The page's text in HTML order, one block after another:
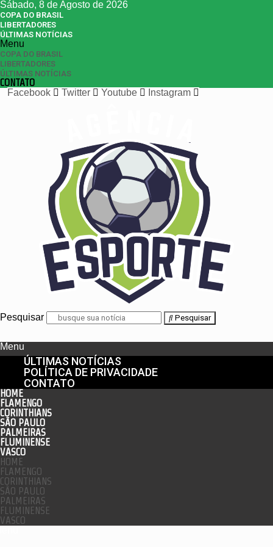
Sábado, 8 de Agosto de 2026
COPA DO BRASIL
LIBERTADORES
ÚLTIMAS NOTÍCIAS
Menu
COPA DO BRASIL
LIBERTADORES
ÚLTIMAS NOTÍCIAS
CONTATO
Facebook
Twitter Youtube Instagram
Pesquisar Pesquisar
Menu
ÚLTIMAS NOTÍCIAS
POLÍTICA DE PRIVACIDADE
CONTATO
HOME
FLAMENGO
CORINTHIANS
SÃO PAULO
PALMEIRAS
FLUMINENSE
VASCO
HOME
FLAMENGO
CORINTHIANS
SÃO PAULO
PALMEIRAS
FLUMINENSE
VASCO